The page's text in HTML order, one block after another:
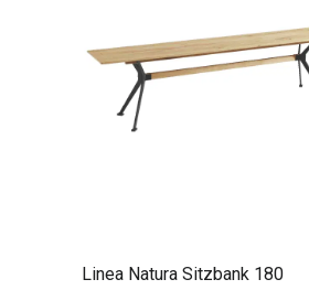
Linea Natura Sitzbank 180